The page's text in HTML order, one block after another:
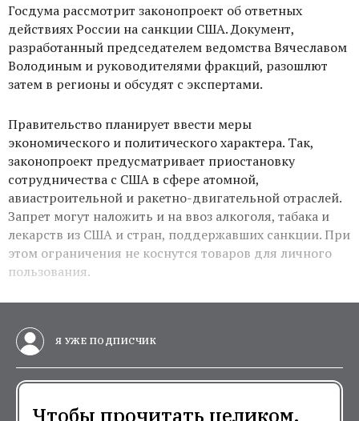
Госдума рассмотрит законопроект об ответных
действиях России на санкции США. Документ,
разработанный председателем ведомства Вячеславом
Володиным и руководителями фракций, разошлют
затем в регионы и обсудят с экспертами.
Правительство планирует ввести меры
экономического и политического характера. Так,
законопроект предусматривает приостановку
сотрудничества с США в сфере атомной,
авиастроительной и ракетно-двигательной отраслей.
Запрет могут наложить и на ввоз алкоголя, табака и
лекарств из США и стран, поддержавших санкции. При
этом ограничения не коснутся товаров для личного
пользования.
Я УЖЕ ПОДПИСЧИК
Чтобы прочитать целиком,